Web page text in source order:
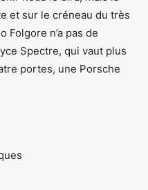
et sur le créneau du très
Folgore n’a pas de
Spectre, qui vaut plus
portes, une Porsche